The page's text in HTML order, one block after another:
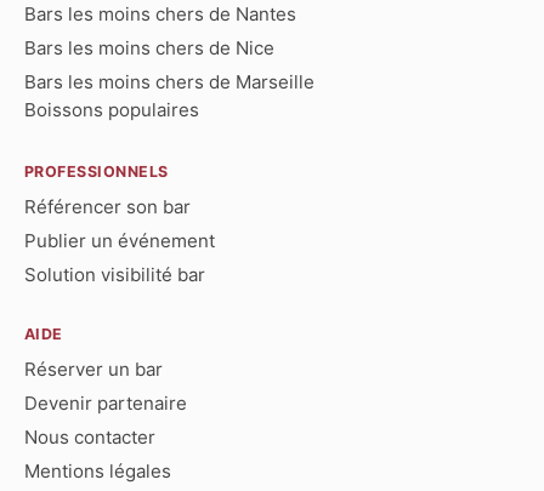
Bars les moins chers de Nantes
Bars les moins chers de Nice
Bars les moins chers de Marseille
Boissons populaires
PROFESSIONNELS
Référencer son bar
Publier un événement
Solution visibilité bar
AIDE
Réserver un bar
Devenir partenaire
Nous contacter
Mentions légales